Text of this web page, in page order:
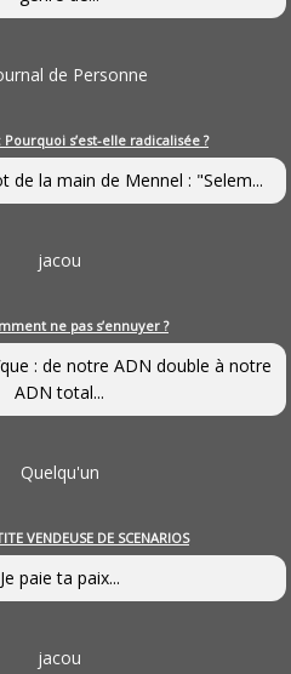
de Personne
Pourquoi s’est-elle radicalisée ?
de la main de Mennel : "Selem...
jacou
ne pas s’ennuyer ?
: de notre ADN double à notre
ADN total...
Quelqu'un
VENDEUSE DE SCENARIOS
Je paie ta paix...
jacou